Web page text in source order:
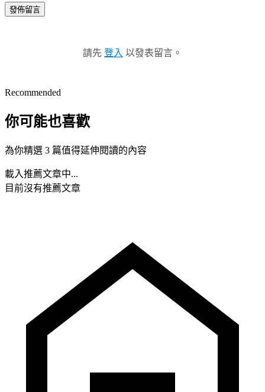
發佈留言
請先 登入 以發表留言。
Recommended
你可能也喜歡
為你精選 3 篇值得延伸閱讀的內容
載入推薦文章中...
目前沒有推薦文章